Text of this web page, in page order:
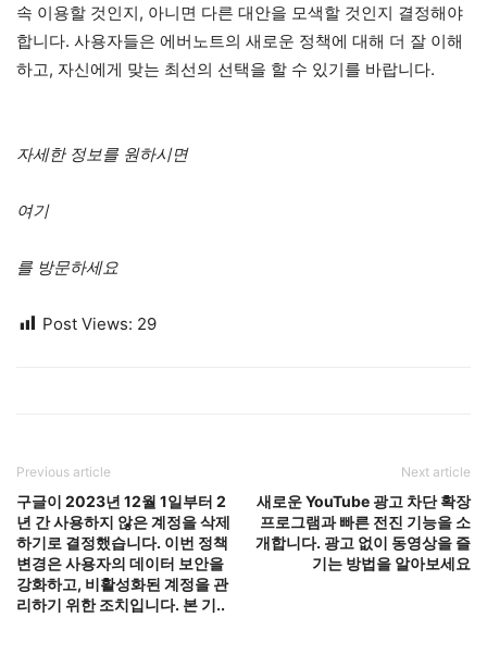
속 이용할 것인지, 아니면 다른 대안을 모색할 것인지 결정해야
합니다. 사용자들은 에버노트의 새로운 정책에 대해 더 잘 이해
하고, 자신에게 맞는 최선의 선택을 할 수 있기를 바랍니다.
자세한 정보를 원하시면
여기
를 방문하세요
Post Views: 29
Previous article
구글이 2023년 12월 1일부터 2
년 간 사용하지 않은 계정을 삭제
하기로 결정했습니다. 이번 정책
변경은 사용자의 데이터 보안을
강화하고, 비활성화된 계정을 관
리하기 위한 조치입니다. 본 기..
Next article
새로운 YouTube 광고 차단 확장
프로그램과 빠른 전진 기능을 소
개합니다. 광고 없이 동영상을 즐
기는 방법을 알아보세요